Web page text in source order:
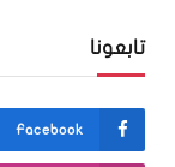
تابعونا
Facebook